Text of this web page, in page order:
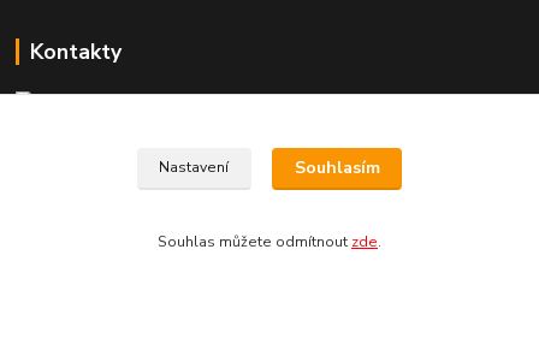
Kontakty
Nastavení Souhlasím
Souhlas můžete odmítnout zde.